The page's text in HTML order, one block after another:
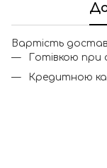
Вартість
Готівкою при
Кредитною